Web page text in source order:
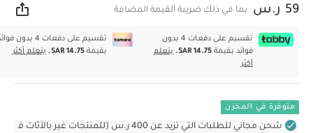
59 ر.س بما في ذلك ضريبة القيمة المضافة
تقسيم على دفعات 4 بدون
فوائد بقيمة SAR 14.75.
يتعلم
أكثر
تقسيم على دفعات 4 بدون
بقيمةSAR 14.75. يتعلم أكثر
متوفرة في المخزن
شحن مجاني للطلبات التي تزيد عن 400 ر.س (للمنتجات غير بالأثاث ف